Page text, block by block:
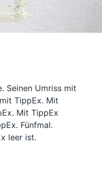
Seinen Umriss mit
TippEx. Mit
Mit TippEx
Fünfmal.
leer ist.